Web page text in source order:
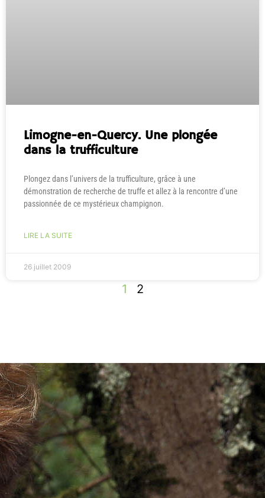
Limogne-en-Quercy. Une plongée
dans la trufficulture
Plongez dans l’univers de la trufficulture, grâce à une
démonstration de recherche de truffe et allez à la rencontre d’une
passionnée de ce mystérieux champignon.
LIRE LA SUITE
26 juillet 2009
1 2